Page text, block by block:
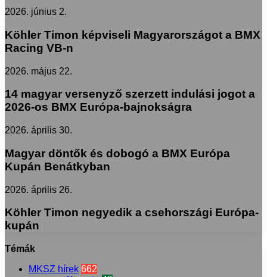
2026. június 2.
Köhler Timon képviseli Magyarországot a BMX
Racing VB-n
2026. május 22.
14 magyar versenyző szerzett indulási jogot a
2026-os BMX Európa-bajnokságra
2026. április 30.
Magyar döntők és dobogó a BMX Európa
Kupán Benátkyban
2026. április 26.
Köhler Timon negyedik a csehországi Európa-
kupán
Témák
MKSZ hírek 662